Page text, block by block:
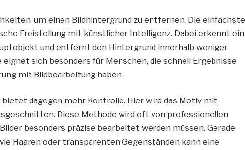
um einen Bildhintergrund zu entfernen. Die einfachste
Freistellung mit künstlicher Intelligenz. Dabei erkennt ein
und entfernt den Hintergrund innerhalb weniger
eignet sich besonders für Menschen, die schnell Ergebnisse
mit Bildbearbeitung haben.
bietet dagegen mehr Kontrolle. Hier wird das Motiv mit
Diese Methode wird oft von professionellen
besonders präzise bearbeitet werden müssen. Gerade
Haaren oder transparenten Gegenständen kann eine